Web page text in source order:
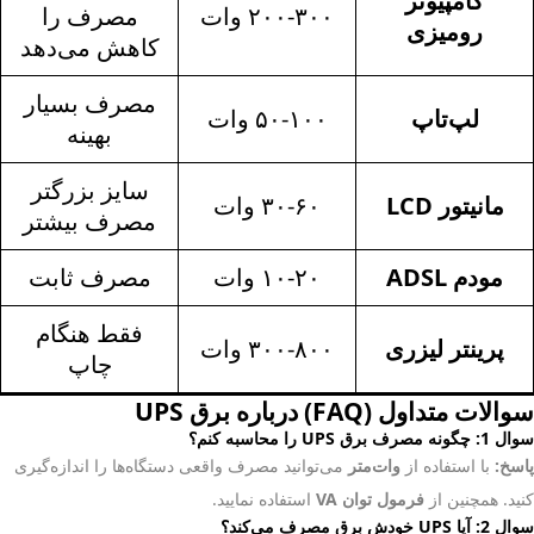
رومیزی
۲۰۰-۳۰۰ وات
مصرف را
کاهش می‌دهد
لپ‌تاپ ۵۰-۱۰۰ وات
مصرف بسیار
بهینه
مانیتور LCD ۳۰-۶۰ وات
سایز بزرگتر
مصرف بیشتر
مودم ADSL
۱۰-۲۰ وات مصرف ثابت
پرینتر لیزری ۳۰۰-۸۰۰ وات
فقط هنگام
چاپ
سوالات متداول (FAQ) درباره برق UPS
سوال 1: چگونه مصرف برق UPS را محاسبه کنم؟
پاسخ: با استفاده از وات‌متر می‌توانید مصرف واقعی دستگاه‌ها را اندازه‌گیری
کنید. همچنین از فرمول توان VA
استفاده نمایید.
سوال 2: آیا UPS خودش برق مصرف می‌کند؟